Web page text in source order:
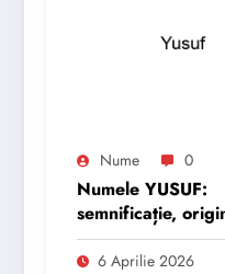
Nume 0
Numele YUSUF:
semnificație,
trăsături și
personalitate
6 Aprilie 2026